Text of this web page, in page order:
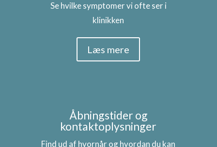
Se hvilke symptomer vi ofte ser i
klinikken
Læs mere
Åbningstider og
kontaktoplysninger
Find ud af hvornår og hvordan du kan